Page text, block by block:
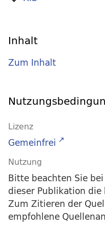
Inhalt
Zum Inhalt
Lizenz
Gemeinfrei
Nutzung
Bitte beachten Sie
dieser Publikation
Zum Zitieren der
empfohlene